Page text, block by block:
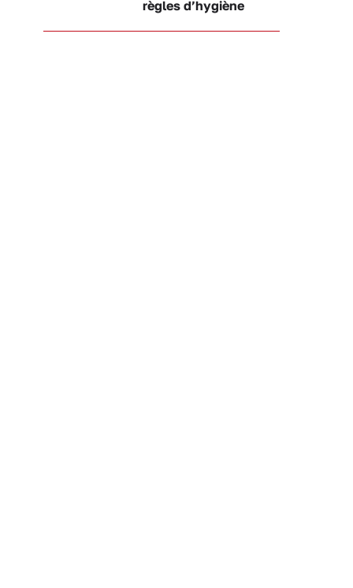
règles d’hygiène